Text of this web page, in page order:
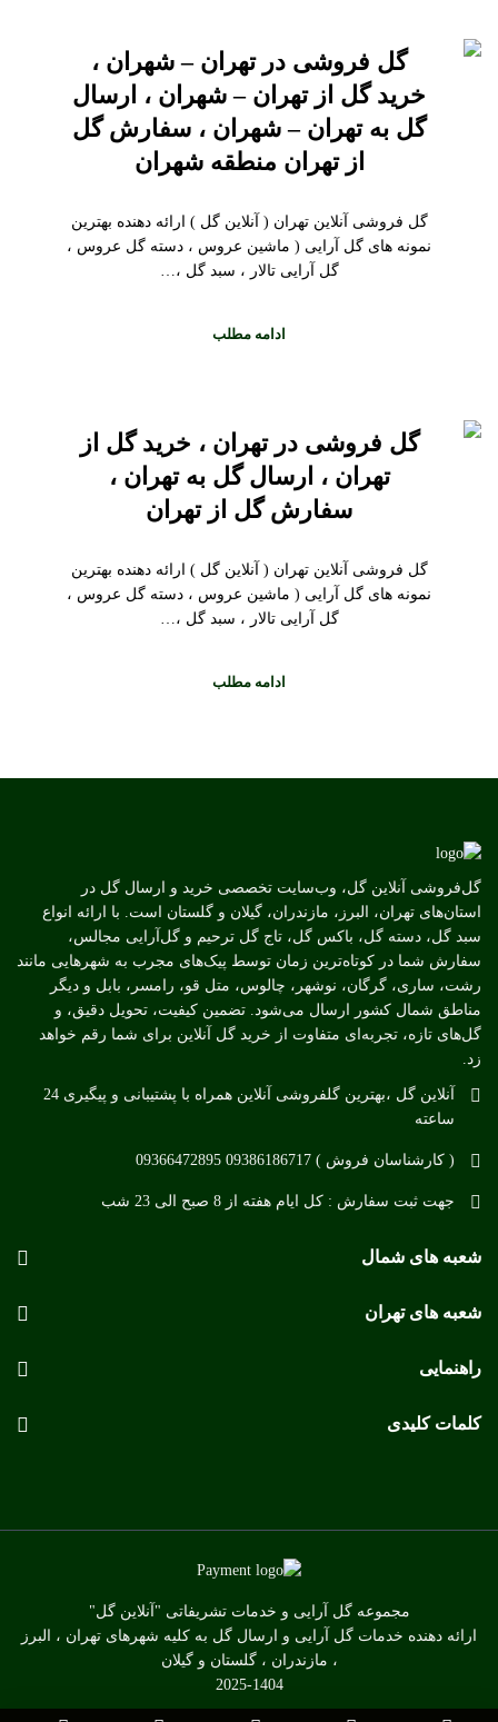
گل فروشی در تهران – شهران ،
خرید گل از تهران – شهران ، ارسال
گل به تهران – شهران ، سفارش گل
از تهران منطقه شهران
گل فروشی آنلاین تهران ( آنلاین گل ) ارائه دهنده بهترین
نمونه های گل آرایی ( ماشین عروس ، دسته گل عروس ،
گل آرایی تالار ، سبد گل ،…
ادامه مطلب
گل فروشی در تهران ، خرید گل از
تهران ، ارسال گل به تهران ،
سفارش گل از تهران
گل فروشی آنلاین تهران ( آنلاین گل ) ارائه دهنده بهترین
نمونه های گل آرایی ( ماشین عروس ، دسته گل عروس ،
گل آرایی تالار ، سبد گل ،…
ادامه مطلب
گل‌فروشی آنلاین گل، وب‌سایت تخصصی خرید و ارسال گل در
استان‌های تهران، البرز، مازندران، گیلان و گلستان است. با ارائه انواع
سبد گل، دسته گل، باکس گل، تاج گل ترحیم و گل‌آرایی مجالس،
سفارش شما در کوتاه‌ترین زمان توسط پیک‌های مجرب به شهرهایی مانند
رشت، ساری، گرگان، نوشهر، چالوس، متل قو، رامسر، بابل و دیگر
مناطق شمال کشور ارسال می‌شود. تضمین کیفیت، تحویل دقیق، و
گل‌های تازه، تجربه‌ای متفاوت از خرید گل آنلاین برای شما رقم خواهد
زد.
آنلاین گل ،بهترین گلفروشی آنلاین همراه با پشتیبانی و پیگیری 24
ساعته
( کارشناسان فروش ) 09386186717 09366472895
جهت ثبت سفارش : کل ایام هفته از 8 صبح الی 23 شب
شعبه های شمال
شعبه های تهران
راهنمایی
کلمات کلیدی
مجموعه گل آرایی و خدمات تشریفاتی "آنلاین گل"
ارائه دهنده خدمات گل آرایی و ارسال گل به کلیه شهرهای تهران ، البرز
، مازندران ، گلستان و گیلان
2025-1404